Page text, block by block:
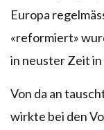
Europa
«reformiert»
in neuster Zeit in
Von da an
wirkte bei den